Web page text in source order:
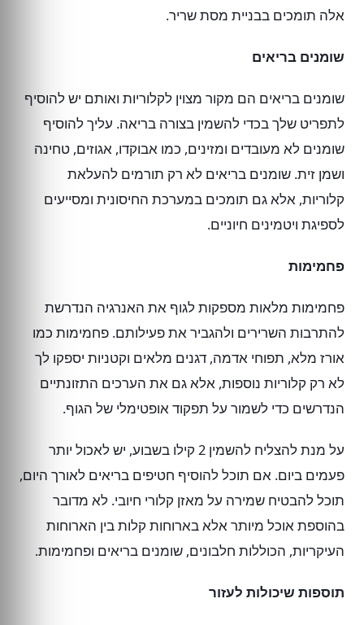
אלה תומכים בבניית מסת שריר.
שומנים בריאים
שומנים בריאים הם מקור מצוין לקלוריות ואותם יש להוסיף
לתפריט שלך בכדי להשמין בצורה בריאה. עליך להוסיף
שומנים לא מעובדים ומזינים, כמו אבוקדו, אגוזים, טחינה
ושמן זית. שומנים בריאים לא רק תורמים להעלאת
קלוריות, אלא גם תומכים במערכת החיסונית ומסייעים
לספיגת ויטמינים חיוניים.
פחמימות
פחמימות מלאות מספקות לגוף את האנרגיה הנדרשת
להתרבות השרירים ולהגביר את פעילותם. פחמימות כמו
אורז מלא, תפוחי אדמה, דגנים מלאים וקטניות יספקו לך
לא רק קלוריות נוספות, אלא גם את הערכים התזונתיים
הנדרשים כדי לשמור על תפקוד אופטימלי של הגוף.
על מנת להצליח להשמין 2 קילו בשבוע, יש לאכול יותר
פעמים ביום. אם תוכל להוסיף חטיפים בריאים לאורך היום,
תוכל להבטיח שמירה על מאזן קלורי חיובי. לא מדובר
בהוספת אוכל מיותר אלא בארוחות קלות בין הארוחות
העיקריות, הכוללות חלבונים, שומנים בריאים ופחמימות.
תוספות שיכולות לעזור